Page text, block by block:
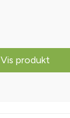
Vis produkt